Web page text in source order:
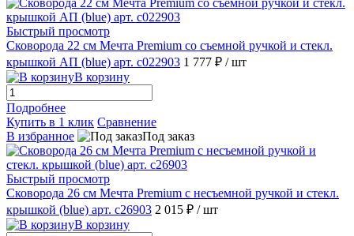
Быстрый просмотр
Сковорода 22 см Мечта Premium со съемной ручкой и стекл.
крышкой АП (blue) арт. с022903 1 777 ₽ / шт
В корзину
Подробнее
Купить в 1 клик Сравнение
В избранное
Под заказ
Быстрый просмотр
Сковорода 26 см Мечта Premium с несъемной ручкой и стекл.
крышкой (blue) арт. с26903 2 015 ₽ / шт
В корзину